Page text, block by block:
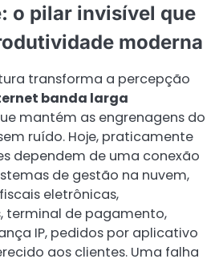
o pilar invisível que
moderna
transforma a percepção
banda larga
mantém as engrenagens do
ruído. Hoje, praticamente
dependem de uma conexão
de gestão na nuvem,
eletrônicas,
terminal de pagamento,
IP, pedidos por aplicativo
aos clientes. Uma falha